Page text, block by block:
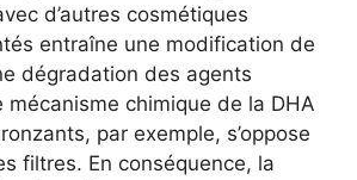
d’autres cosmétiques
entraîne une modification de
dégradation des agents
mécanisme chimique de la DHA
par exemple, s’oppose
filtres. En conséquence, la